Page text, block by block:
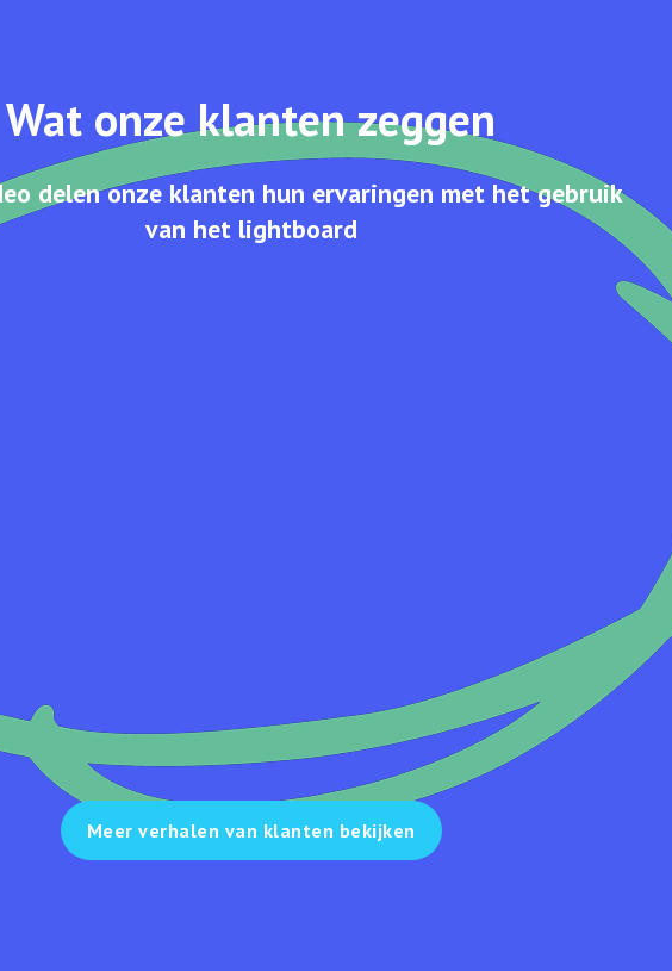
Wat onze klanten zeggen
delen onze klanten hun ervaringen met het gebruik
van het lightboard
Meer verhalen van klanten bekijken